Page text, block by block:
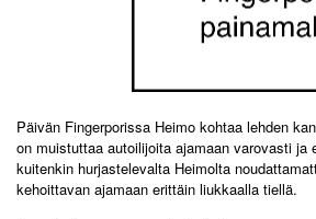
Päivän Fingerporissa Heimo kohtaa lehden
on muistuttaa autoilijoita ajamaan varovasti
kuitenkin hurjastelevalta Heimolta
kehoittavan ajamaan erittäin liukkaalla tiellä.